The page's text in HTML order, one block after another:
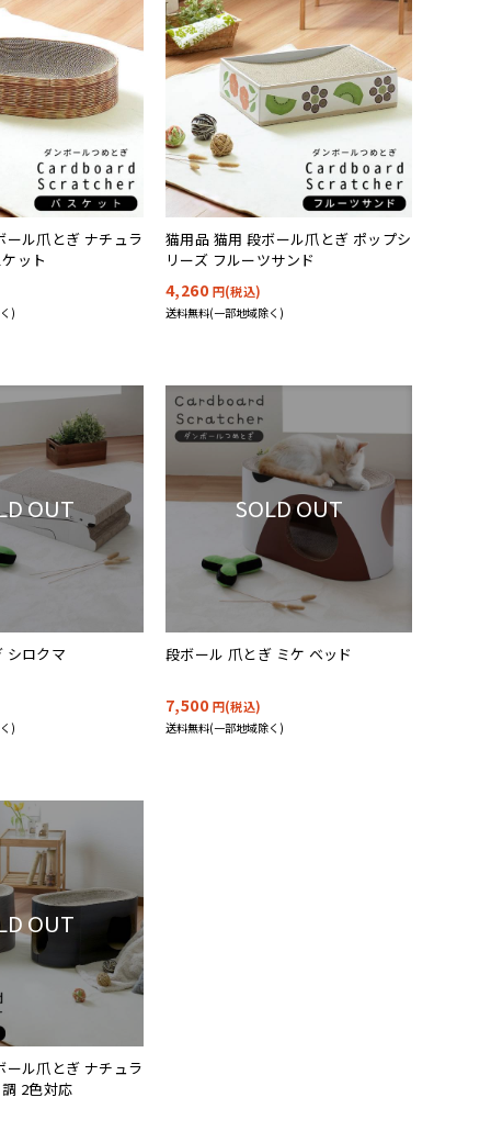
ール爪とぎ ナチュラ
ット
)
猫用品 猫用 段ボール爪とぎ ポップシ
リーズ フルーツサンド
4,260 円(税込)
送料無料(一部地域除く)
OUT
シロクマ
)
SOLD OUT
段ボール 爪とぎ ミケ ベッド
7,500 円(税込)
送料無料(一部地域除く)
OUT
ール爪とぎ ナチュラ
2色対応